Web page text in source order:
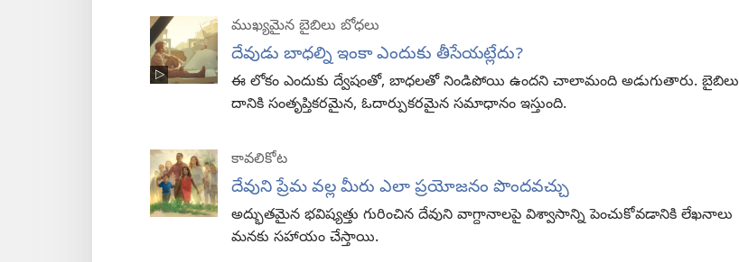
ముఖ్యమైన బైబిలు బోధలు
దేవుడు బాధల్ని ఇంకా ఎందుకు తీసేయట్లేదు?
ఈ లోకం ఎందుకు ద్వేషంతో, బాధలతో నిండిపోయి ఉందని చాలామంది అడుగుతారు. బైబిలు
దానికి సంతృప్తికరమైన, ఓదార్పుకరమైన సమాధానం ఇస్తుంది.
కావలికోట
దేవుని ప్రేమ వల్ల మీరు ఎలా ప్రయోజనం పొందవచ్చు
అద్భుతమైన భవిష్యత్తు గురించిన దేవుని వాగ్దానాలపై విశ్వాసాన్ని పెంచుకోవడానికి లేఖనాలు
మనకు సహాయం చేస్తాయి.